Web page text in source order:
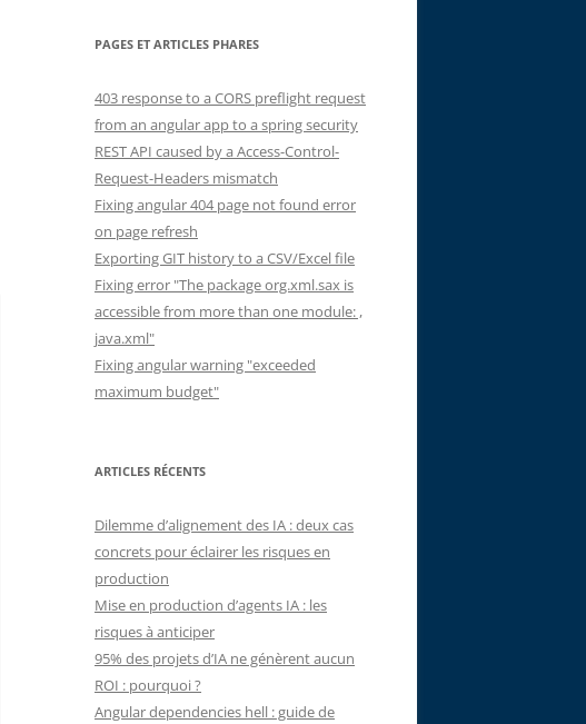
PAGES ET ARTICLES PHARES
403 response to a CORS preflight request
from an angular app to a spring security
REST API caused by a Access-Control-
Request-Headers mismatch
Fixing angular 404 page not found error
on page refresh
Exporting GIT history to a CSV/Excel file
Fixing error "The package org.xml.sax is
accessible from more than one module: ,
java.xml"
Fixing angular warning "exceeded
maximum budget"
ARTICLES RÉCENTS
Dilemme d’alignement des IA : deux cas
concrets pour éclairer les risques en
production
Mise en production d’agents IA : les
risques à anticiper
95% des projets d’IA ne génèrent aucun
ROI : pourquoi ?
Angular dependencies hell : guide de